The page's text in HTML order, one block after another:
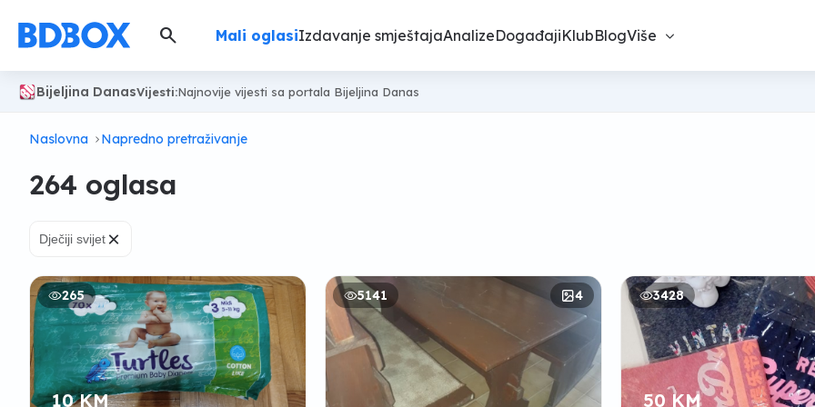
search Mali oglasiIzdavanje smještajaAnalizeDogađajiKlubBlogViše
Bijeljina DanasVijesti:Najnovije vijesti sa portala Bijeljina Danas
Naslovna Napredno pretraživanje
264 oglasa
Dječiji svijet×
265
10 KM
5141 4 3428
50 KM